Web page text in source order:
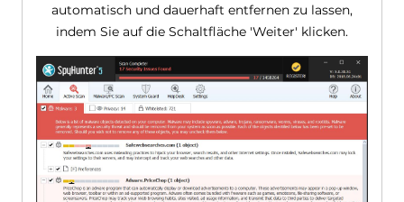
automatisch und dauerhaft entfernen zu lassen,
indem Sie auf die Schaltfläche 'Weiter' klicken.